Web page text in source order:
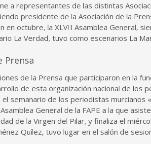
a representantes de las distintas
presidente de la Asociación de la
en octubre, la XLVII Asamblea General,
La Verdad, tuvo como escenarios La
Prensa
de la Prensa que participaron en la
de esta organización nacional de los
semanario de los periodistas murcianos
General de la FAPE a la que
de la Virgen del Pilar, y finaliza el
Quílez, tuvo lugar en el salón de